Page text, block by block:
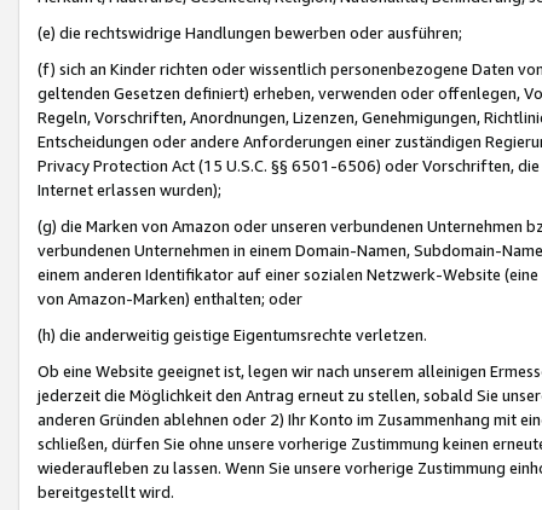
(e) die rechtswidrige Handlungen bewerben oder ausführen;
(f) sich an Kinder richten oder wissentlich personenbezogene Daten
geltenden Gesetzen definiert) erheben, verwenden oder offenlegen,
Regeln, Vorschriften, Anordnungen, Lizenzen, Genehmigungen,
Entscheidungen oder andere Anforderungen einer zuständigen
Privacy Protection Act (15 U.S.C. §§ 6501-6506) oder Vorschriften,
Internet erlassen wurden);
(g) die Marken von Amazon oder unseren verbundenen Unternehmen
verbundenen Unternehmen in einem Domain-Namen, Subdomain-
einem anderen Identifikator auf einer sozialen Netzwerk-Website
von Amazon-Marken) enthalten; oder
(h) die anderweitig geistige Eigentumsrechte verletzen.
Ob eine Website geeignet ist, legen wir nach unserem alleinigen
jederzeit die Möglichkeit den Antrag erneut zu stellen, sobald Sie
anderen Gründen ablehnen oder 2) Ihr Konto im Zusammenhang mit
schließen, dürfen Sie ohne unsere vorherige Zustimmung keinen
wiederaufleben zu lassen. Wenn Sie unsere vorherige Zustimmung
bereitgestellt wird.